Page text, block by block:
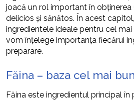
joacă un rol important în
delicios și sănătos. În acest
ingredientele ideale pentru cel
vom înțelege importanța fiecărui
preparare.
Făina – baza cel mai
Făina este ingredientul principal